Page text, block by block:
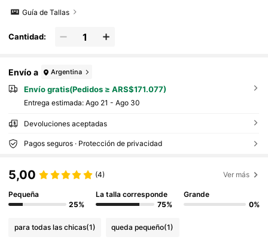
Guía de Tallas
Cantidad:
Envío a Argentina
Envío gratis(Pedidos ≥ ARS$171.077)
Entrega estimada: Ago 21 - Ago 30
Devoluciones aceptadas
Pagos seguros · Protección de privacidad
5,00 (4) Ver más
Pequeña
25%
La talla corresponde
75%
Grande
0%
para todas las chicas(1) queda pequeño(1)